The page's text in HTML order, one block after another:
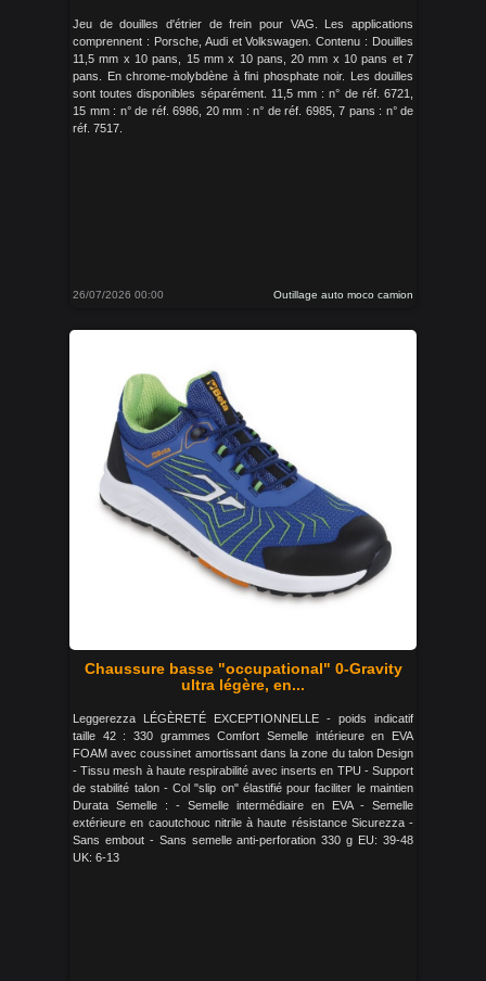
Jeu de douilles d'étrier de frein pour VAG. Les applications
comprennent : Porsche, Audi et Volkswagen. Contenu : Douilles
11,5 mm x 10 pans, 15 mm x 10 pans, 20 mm x 10 pans et 7
pans. En chrome-molybdène à fini phosphate noir. Les douilles
sont toutes disponibles séparément. 11,5 mm : n° de réf. 6721,
15 mm : n° de réf. 6986, 20 mm : n° de réf. 6985, 7 pans : n° de
réf. 7517.
26/07/2026 00:00 Outillage auto moco camion
Chaussure basse "occupational" 0-Gravity
ultra légère, en...
Leggerezza LÉGÈRETÉ EXCEPTIONNELLE - poids indicatif
taille 42 : 330 grammes Comfort Semelle intérieure en EVA
FOAM avec coussinet amortissant dans la zone du talon Design
- Tissu mesh à haute respirabilité avec inserts en TPU - Support
de stabilité talon - Col "slip on" élastifié pour faciliter le maintien
Durata Semelle : - Semelle intermédiaire en EVA - Semelle
extérieure en caoutchouc nitrile à haute résistance Sicurezza -
Sans embout - Sans semelle anti-perforation 330 g EU: 39-48
UK: 6-13